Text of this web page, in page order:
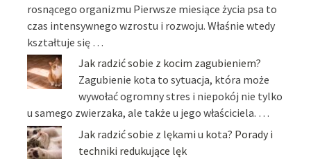
rosnącego organizmu Pierwsze miesiące życia psa to
czas intensywnego wzrostu i rozwoju. Właśnie wtedy
kształtuje się …
Jak radzić sobie z kocim zagubieniem?
Zagubienie kota to sytuacja, która może
wywołać ogromny stres i niepokój nie tylko
u samego zwierzaka, ale także u jego właściciela. …
Jak radzić sobie z lękami u kota? Porady i
techniki redukujące lęk